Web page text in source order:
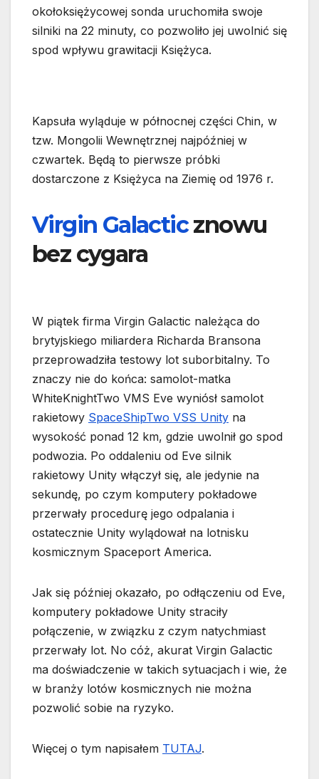
okołoksiężycowej sonda uruchomiła swoje
silniki na 22 minuty, co pozwoliło jej uwolnić się
spod wpływu grawitacji Księżyca.
Kapsuła wyląduje w północnej części Chin, w
tzw. Mongolii Wewnętrznej najpóźniej w
czwartek. Będą to pierwsze próbki
dostarczone z Księżyca na Ziemię od 1976 r.
Virgin Galacticznowu
bez cygara
W piątek firma Virgin Galactic należąca do
brytyjskiego miliardera Richarda Bransona
przeprowadziła testowy lot suborbitalny. To
znaczy nie do końca: samolot-matka
WhiteKnightTwo VMS Eve wyniósł samolot
rakietowy SpaceShipTwo VSS Unity na
wysokość ponad 12 km, gdzie uwolnił go spod
podwozia. Po oddaleniu od Eve silnik
rakietowy Unity włączył się, ale jedynie na
sekundę, po czym komputery pokładowe
przerwały procedurę jego odpalania i
ostatecznie Unity wylądował na lotnisku
kosmicznym Spaceport America.
Jak się później okazało, po odłączeniu od Eve,
komputery pokładowe Unity straciły
połączenie, w związku z czym natychmiast
przerwały lot. No cóż, akurat Virgin Galactic
ma doświadczenie w takich sytuacjach i wie, że
w branży lotów kosmicznych nie można
pozwolić sobie na ryzyko.
Więcej o tym napisałem TUTAJ.